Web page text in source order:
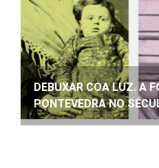
DEBUXAR COA LUZ. A
PONTEVEDRA NO